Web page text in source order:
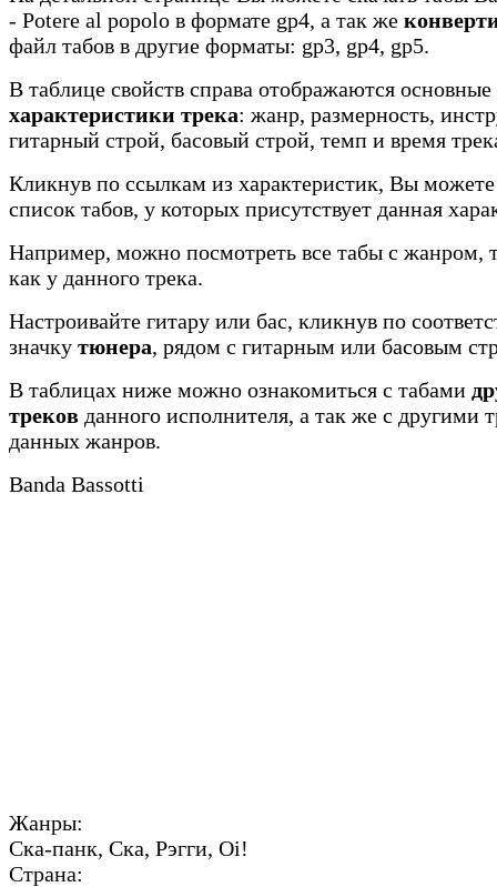
- Potere al popolo в формате gp4, а так же
файл табов в другие форматы: gp3, gp4, gp5.
В таблице свойств справа отображаются основные
характеристики трека: жанр, размерность,
гитарный строй, басовый строй, темп и время
Кликнув по ссылкам из характеристик, Вы
список табов, у которых присутствует данная
Например, можно посмотреть все табы с жанром,
как у данного трека.
Настроивайте гитару или бас, кликнув по
значку тюнера, рядом с гитарным или басовым
В таблицах ниже можно ознакомиться с табами
треков данного исполнителя, а так же с другими
данных жанров.
Banda Bassotti
Жанры:
Ска-панк, Ска, Рэгги, Oi!
Страна: